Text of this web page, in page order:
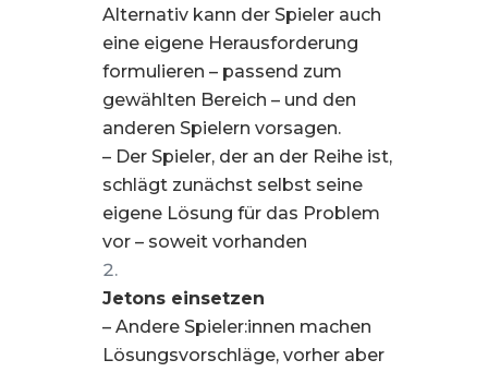
Alternativ kann der Spieler auch
eine eigene Herausforderung
formulieren – passend zum
gewählten Bereich – und den
anderen Spielern vorsagen.
– Der Spieler, der an der Reihe ist,
schlägt zunächst selbst seine
eigene Lösung für das Problem
vor – soweit vorhanden
Jetons einsetzen
– Andere Spieler:innen machen
Lösungsvorschläge, vorher aber